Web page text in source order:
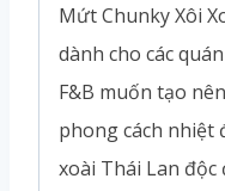
Mứt Chunky Xôi
dành cho các
F&B muốn tạo
phong cách nhiệt
xoài Thái Lan độc